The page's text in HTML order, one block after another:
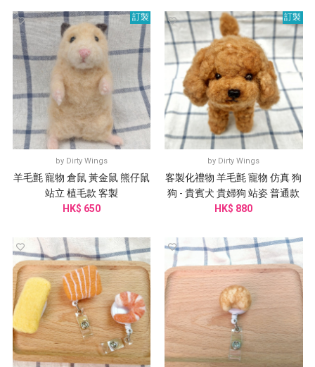
訂製
by Dirty Wings
羊毛氈 寵物 倉鼠 黃金鼠 熊仔鼠
站立 植毛款 客製
HK$ 650
訂製
by Dirty Wings
客製化禮物 羊毛氈 寵物 仿真 狗
狗 - 貴賓犬 貴婦狗 站姿 普通款
HK$ 880